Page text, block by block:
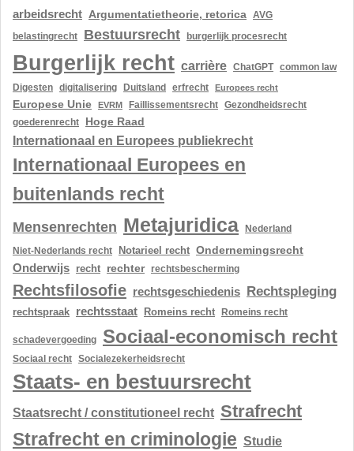
arbeidsrecht Argumentatietheorie, retorica AVG
belastingrecht Bestuursrecht burgerlijk procesrecht
Burgerlijk recht carrière ChatGPT common law
Digesten
digitalisering Duitsland erfrecht Europees recht
Europese Unie EVRM Faillissementsrecht
Gezondheidsrecht
goederenrecht
Hoge Raad
Internationaal en Europees publiekrecht
Internationaal Europees en
buitenlands recht
Mensenrechten Metajuridica
Nederland
Niet-Nederlands recht
Notarieel recht Ondernemingsrecht
Onderwijs recht rechter rechtsbescherming
Rechtsfilosofie rechtsgeschiedenis Rechtspleging
rechtspraak rechtsstaat Romeins recht Romeins recht
schadevergoeding Sociaal-economisch recht
Sociaal recht Socialezekerheidsrecht
Staats- en bestuursrecht
Staatsrecht / constitutioneel recht Strafrecht
Strafrecht en criminologie Studie